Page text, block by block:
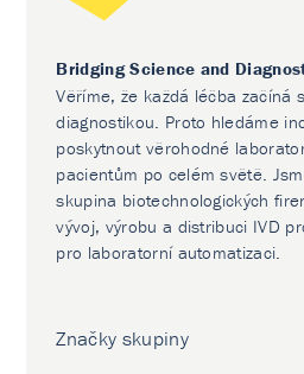
Bridging Science and
Věříme, že každá léčba začíná
diagnostikou. Proto hledáme
poskytnout věrohodné
pacientům po celém světě.
skupina biotechnologických
vývoj, výrobu a distribuci IVD
pro laboratorní automatizaci.
Značky skupiny